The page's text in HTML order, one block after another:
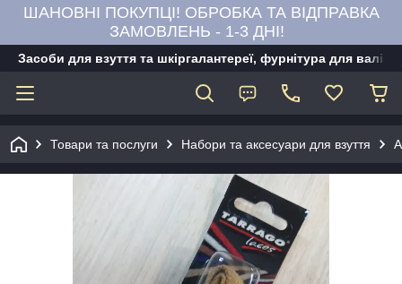
ШАНОВНІ ПОКУПЦІ! ОБРОБКА ТА ВІДПРАВКА
ЗАМОВЛЕНЬ - 1-3 ДНІ!
Засоби для взуття та шкіргалантереї, фурнітура для
Товари та послуги Набори та аксесуари для взуття